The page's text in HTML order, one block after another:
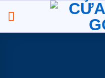
đến
nội